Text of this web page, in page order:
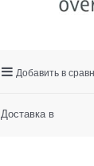
Добавить в
Доставка в